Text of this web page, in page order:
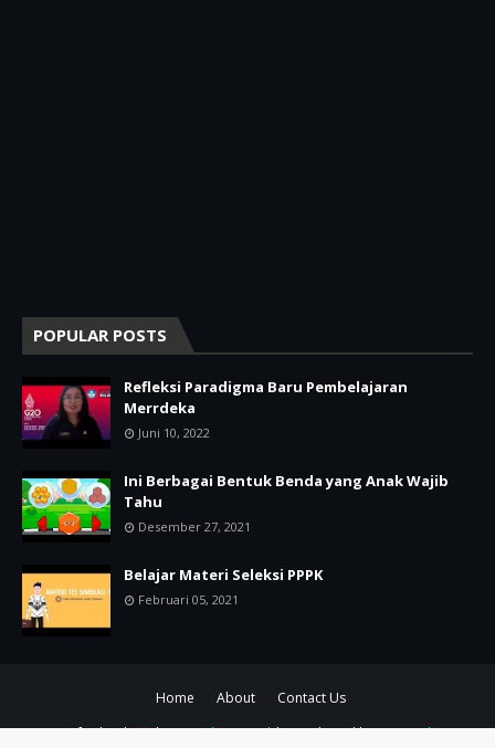
POPULAR POSTS
Refleksi Paradigma Baru Pembelajaran
Merrdeka
Juni 10, 2022
Ini Berbagai Bentuk Benda yang Anak Wajib
Tahu
Desember 27, 2021
Belajar Materi Seleksi PPPK
Februari 05, 2021
Home About
Contact Us
Crafted with
byTemplatesYard| Distributed byGooyaabi